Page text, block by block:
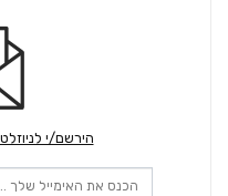
הירשם/י